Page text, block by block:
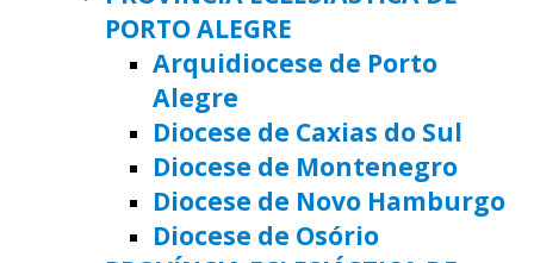
PORTO ALEGRE
Arquidiocese de Porto
Alegre
Diocese de Caxias do Sul
Diocese de Montenegro
Diocese de Novo Hamburgo
Diocese de Osório